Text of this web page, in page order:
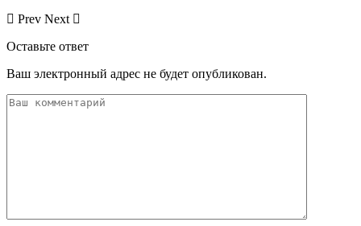
Prev Next
Оставьте ответ
Ваш электронный адрес не будет опубликован.